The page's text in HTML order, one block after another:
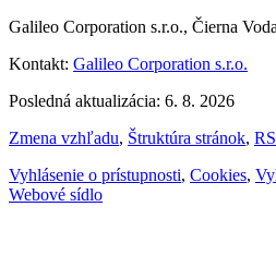
Galileo Corporation s.r.o., Čierna
Kontakt: Galileo Corporation s.r.o.
Posledná aktualizácia: 6. 8. 2026
Zmena vzhľadu, Štruktúra stránok,
Vyhlásenie o prístupnosti, Cookies,
Webové sídlo